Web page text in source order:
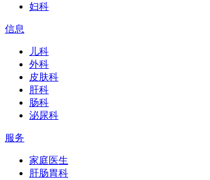
妇科
信息
儿科
外科
皮肤科
肝科
肠科
泌尿科
服务
家庭医生
肝肠胃科